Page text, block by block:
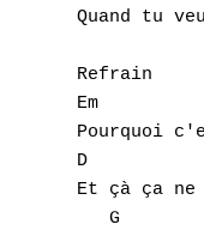
Quand tu
Refrain
Em
Pourquoi
D
Et çà ça
G